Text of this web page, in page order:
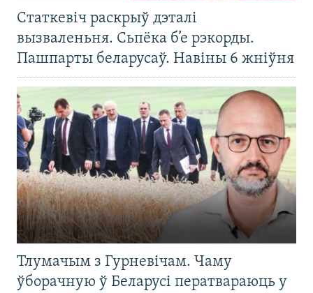
Статкевіч раскрыў дэталі
вызваленьня. Сьпёка б’е рэкорды.
Пашпарты беларусаў. Навіны 6 жніўня
Тлумачым з Гурневічам. Чаму
ўборачную ў Беларусі ператвараюць у